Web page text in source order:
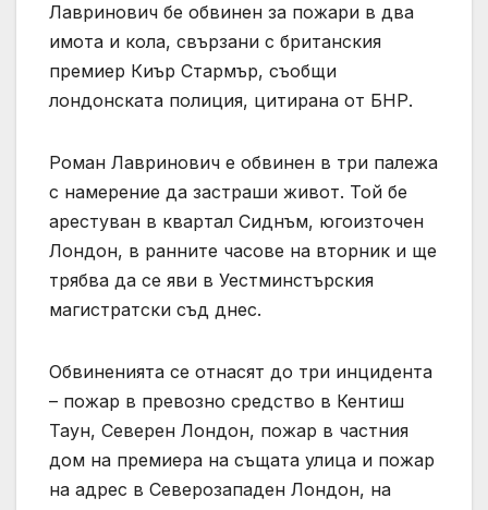
Лавринович бе обвинен за пожари в два
имота и кола, свързани с британския
премиер Киър Стармър, съобщи
лондонската полиция, цитирана от БНР.
Роман Лавринович е обвинен в три палежа
с намерение да застраши живот. Той бе
арестуван в квартал Сиднъм, югоизточен
Лондон, в ранните часове на вторник и ще
трябва да се яви в Уестминстърския
магистратски съд днес.
Обвиненията се отнасят до три инцидента
– пожар в превозно средство в Кентиш
Таун, Северен Лондон, пожар в частния
дом на премиера на същата улица и пожар
на адрес в Северозападен Лондон, на